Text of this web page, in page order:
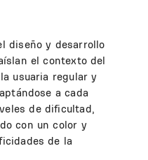
diseño y desarrollo
el contexto del
usuaria regular y
a cada
de dificultad,
con un color y
de la